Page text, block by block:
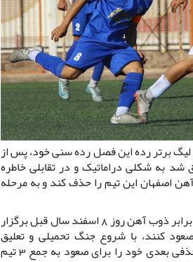
لیگ برتر رده این فصل رده سنی خود، پس از
به شکلی دراماتیک و در تقابلی خاطره
اصفهان این تیم را حذف کند و به مرحله
نوجوانان مس کرمان که بازی برگشت خود را برابر ذوب آهن روز 8 اسفند سال قبل برگزار
کنند، با شروع جنگ تحمیلی و تعلیق
رویدادهای ورزشی کشور، نتوانستند بازی حذفی بعدی خود را برای صعود به جمع 3 تیم